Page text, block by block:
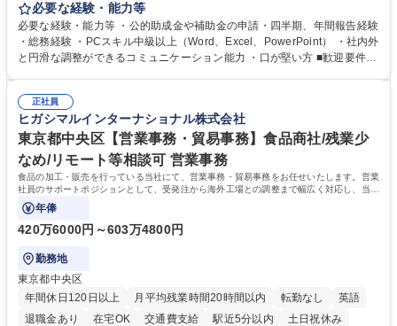
当者として業務を覚えていただき、ゆくゆくはリーダーやマネージャーポ
ジションとして活躍いただくことを期待しています。 【総務・人事グルー
プの業務内容】 ・人事制度関連 ・採用活動 ・教育研修の企画、実行 ・勤
怠管理 ・官公庁への各種提出 ・法定の会議運営（評議員会、理事会） ・
管理 ・福利厚生関連 ・職員からの問合せ、相談対応 ・その他日常の総務
業務全般 募集職種 【東京／文京区】公益財団法人の総務人事業務／年間
休日125日
必要な経験・能力等
必要な経験・能力等 ・公的助成金や補助金の申請・四半期、年間報告経験
・総務経験 ・PCスキル中級以上（Word、Excel、PowerPoint） ・社内外
と円滑な調整ができるコミュニケーション能力 ・口が堅い方 ■歓迎要件
正社員
ヒガシマルインターナショナル株式会社
東京都中央区【営業事務・貿易事務】食品商社/残業少
なめ/リモート等相談可 営業事務
食品の加工・販売を行っている当社にて、営業事務・貿易事務をお任せいたします。営業
社員のサポートポジションとして、受発注から海外工場との調整まで幅広く対応し、当社
事業の根幹を支えていただきます。
年俸
420万6000円～603万4800円
勤務地
東京都中央区
年間休日120日以上
月平均残業時間20時間以内 転勤なし
英語
退職金あり
在宅OK 交通費支給 駅近5分以内 土日祝休み